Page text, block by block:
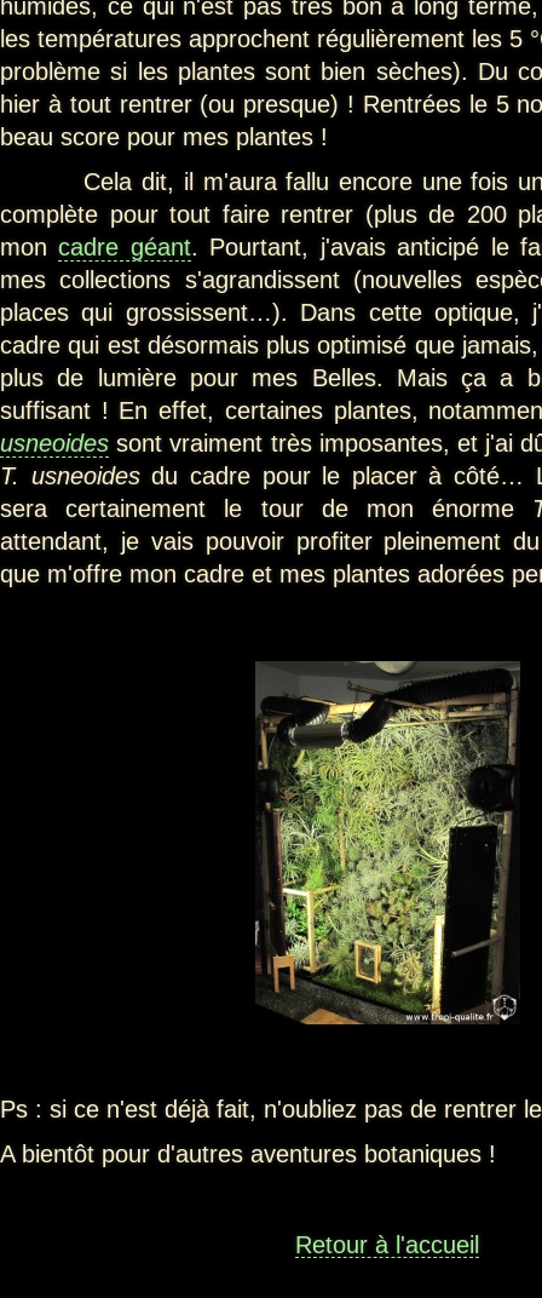
humides, ce qui n'est pas très bon à long
les températures approchent régulièrement les 5
problème si les plantes sont bien sèches). Du
hier à tout rentrer (ou presque) ! Rentrées le 5
beau score pour mes plantes !
Cela dit, il m'aura fallu encore une fois
complète pour tout faire rentrer (plus de 200
moncadre géant. Pourtant, j'avais anticipé le
mes collections s'agrandissent (nouvelles
places qui grossissent…). Dans cette optique,
cadre qui est désormais plus optimisé que
plus de lumière pour mes Belles. Mais ça a
suffisant ! En effet, certaines plantes,
usneoides sont vraiment très imposantes, et j'ai
T. usneoidesdu cadre pour le placer à côté…
sera certainement le tour de mon énorme
attendant, je vais pouvoir profiter pleinement
que m'offre mon cadre et mes plantes adorées
Ps : si ce n'est déjà fait, n'oubliez pas de rentrer
A bientôt pour d'autres aventures botaniques !
Retour à l'accueil